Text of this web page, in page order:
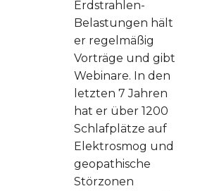
Erdstrahlen-
Belastungen hält
er regelmäßig
Vorträge und gibt
Webinare. In den
letzten 7 Jahren
hat er über 1200
Schlafplätze auf
Elektrosmog und
geopathische
Störzonen